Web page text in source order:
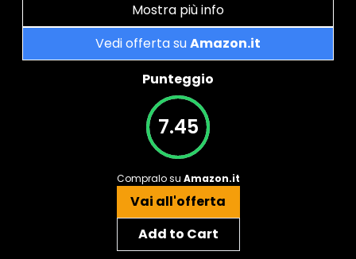
Mostra più info
Vedi offerta suAmazon.it
Punteggio
7.45
Compralo su Amazon.it
Vai all'offerta
Add to Cart